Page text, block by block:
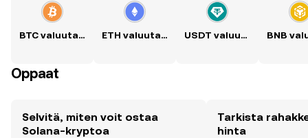
BTC valuutaksi MYR ETH valuutaksi MYR USDT valuutaksi MYR
Oppaat
Selvitä, miten voit ostaa
Solana-kryptoa
Tarkista
hinta